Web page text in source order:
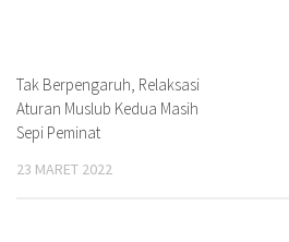
Tak Berpengaruh, Relaksasi
Aturan Muslub Kedua Masih
Sepi Peminat
23 MARET 2022